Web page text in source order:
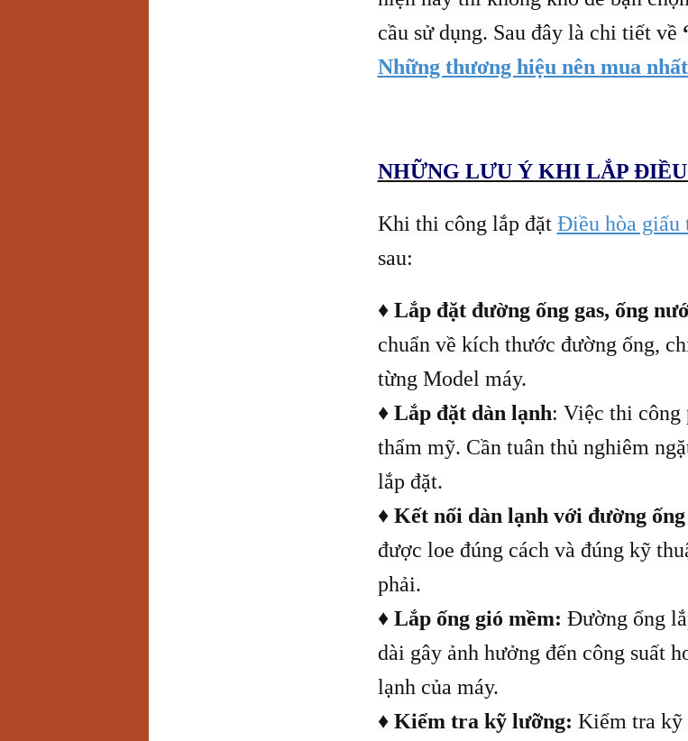
cầu sử dụng. Sau đây là chi tiết về
Những thương hiệu nên mua
NHỮNG LƯU Ý KHI LẮP
Khi thi công lắp đặt Điều hòa giấu
sau:
♦ Lắp đặt đường ống gas, ống
chuẩn về kích thước đường ống,
từng Model máy.
♦ Lắp đặt dàn lạnh: Việc thi công
thẩm mỹ. Cần tuân thủ nghiêm
lắp đặt.
♦ Kết nối dàn lạnh với đường
được loe đúng cách và đúng kỹ
phải.
♦ Lắp ống gió mềm: Đường ống
dài gây ảnh hưởng đến công suất
lạnh của máy.
♦ Kiểm tra kỹ lưỡng: Kiểm tra kỹ